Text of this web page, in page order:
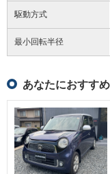
駆動方式
最小回転半径
あなたにおすす